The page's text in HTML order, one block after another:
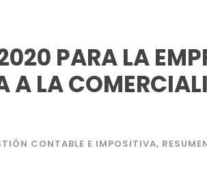
PARA LA
LA
CONTABLE E IMPOSITIVA,